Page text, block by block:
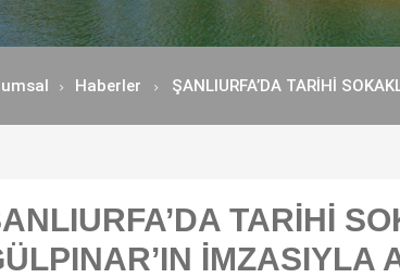
Haberler ŞANLIURFA’DA TARİHİ
TARİHİ
İMZASIYLA